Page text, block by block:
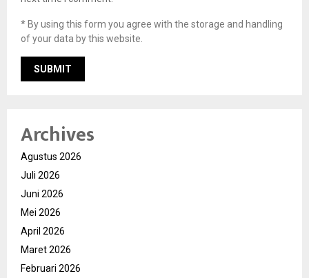
* By using this form you agree with the storage and handling
of your data by this website.
Archives
Agustus 2026
Juli 2026
Juni 2026
Mei 2026
April 2026
Maret 2026
Februari 2026